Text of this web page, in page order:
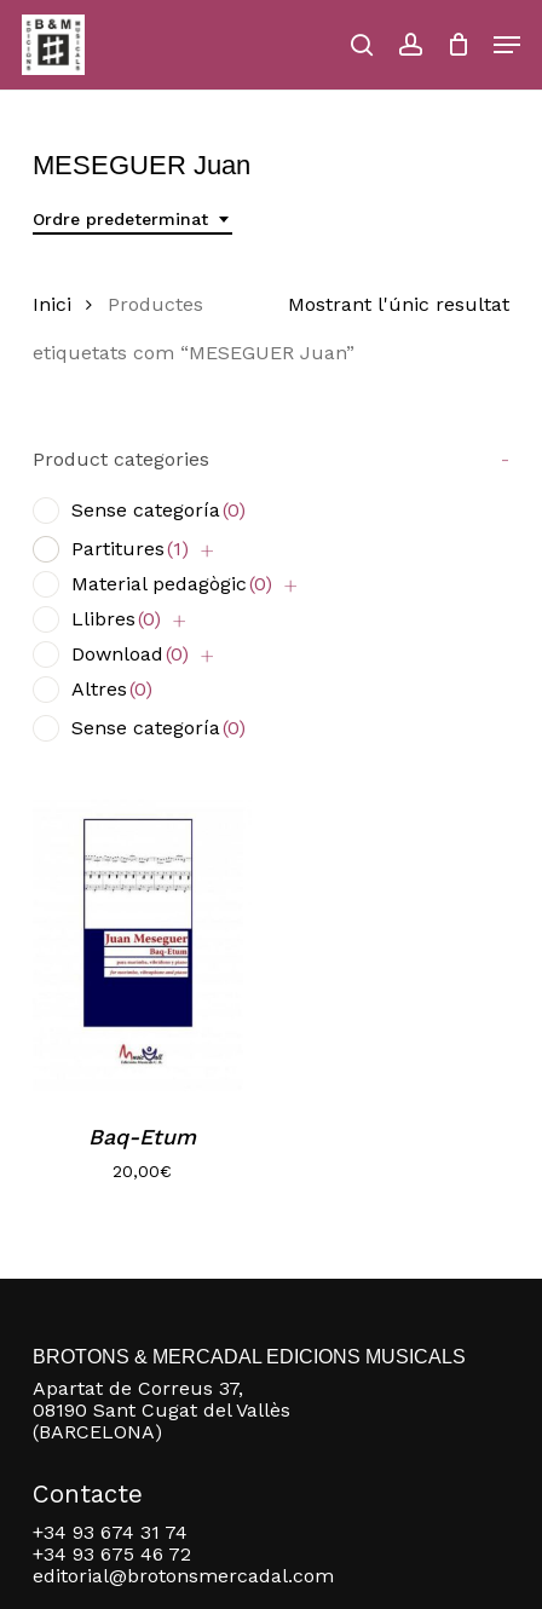
Skip
main
content
searchaccount
Close
No hi ha productes a la cistella.
Go to shop
MESEGUER Juan
Ordre predeterminat
Mostrant l'únic resultat
Inici Productes
etiquetats com “MESEGUER Juan”
Product categories -
Sense categoría(0)
Partitures(1)
Material pedagògic(0)
Llibres(0)
Download (0)
Altres(0)
Sense categoría(0)
Baq-Etum
20,00€
BROTONS & MERCADAL EDICIONS MUSICALS
Apartat de Correus 37,
08190 Sant Cugat del Vallès
(BARCELONA)
Contacte
+34 93 674 31 74
+34 93 675 46 72
editorial@brotonsmercadal.com
Menu